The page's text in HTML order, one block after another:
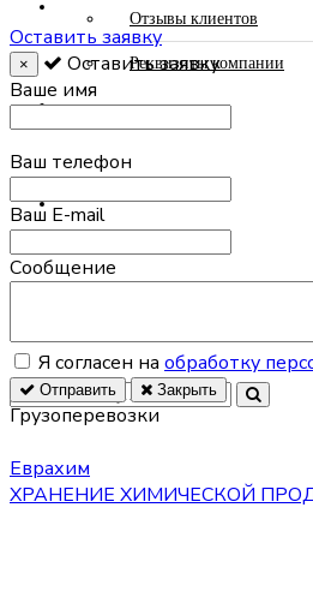
Отзывы клиентов
Реквизиты компании
ФОТОГАЛЕРЕЯ
КОНТАКТЫ
Оставить заявку
×
Оставить заявку
Ваше имя
Ваш телефон
Ваш E-mail
Сообщение
Я согласен на обработку
Отправить Закрыть
Грузоперевозки+7 925 517-51-
Еврахим
ХРАНЕНИЕ ХИМИЧЕСКОЙ